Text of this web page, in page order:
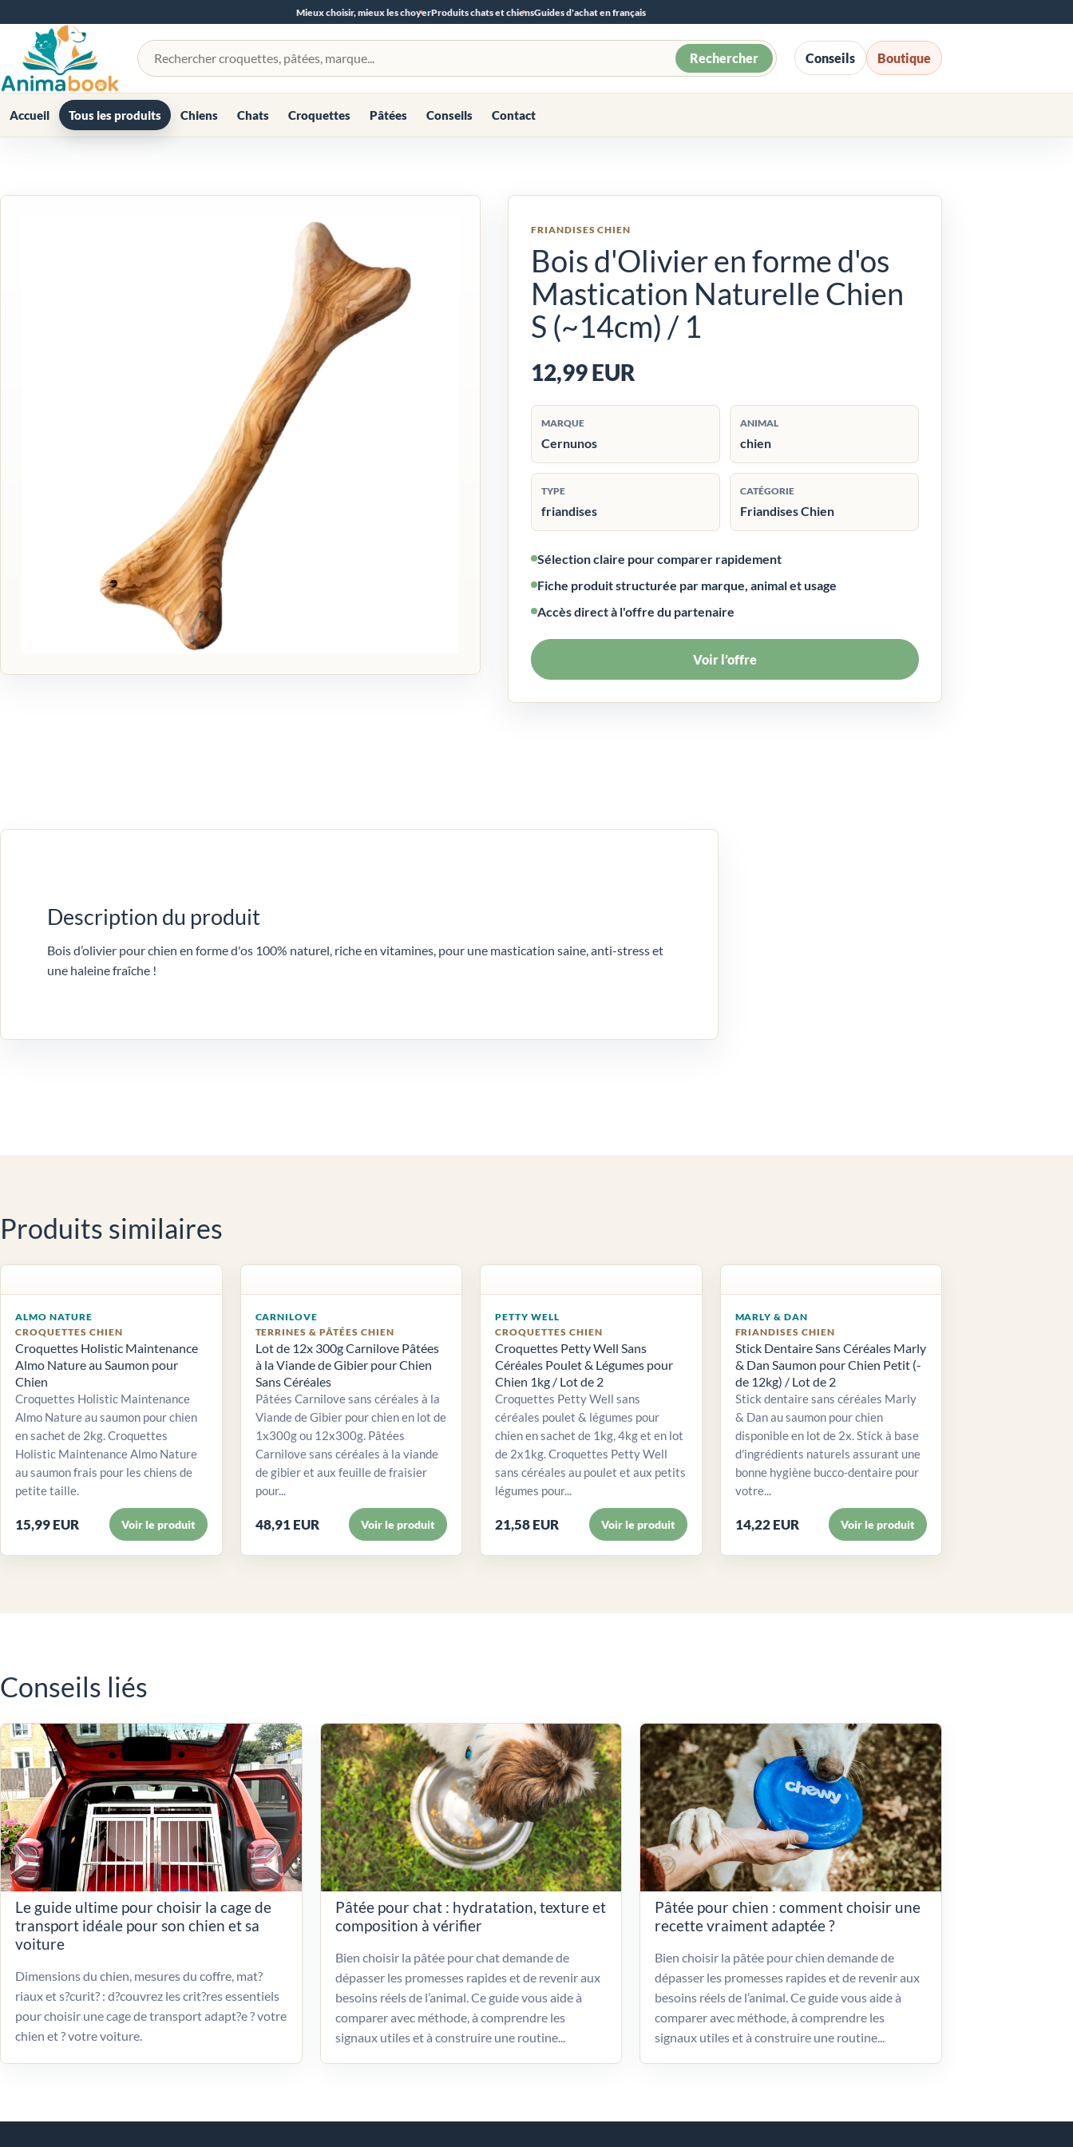
Mieux choisir, mieux les choyerProduits chats et chiensGuides d'achat en français
Rechercher un produit Rechercher Conseils Boutique
Accueil Tous les produits Chiens Chats Croquettes Pâtées Conseils Contact
FRIANDISES CHIEN
Bois d'Olivier en forme d'os
Mastication Naturelle Chien
S (~14cm) / 1
12,99 EUR
MARQUE
Cernunos
ANIMAL
chien
TYPE
friandises
CATÉGORIE
Friandises Chien
Sélection claire pour comparer rapidement
Fiche produit structurée par marque, animal et usage
Accès direct à l'offre du partenaire
Voir l’offre
Description du produit
Bois d’olivier pour chien en forme d'os 100% naturel, riche en vitamines, pour une mastication saine, anti-stress et
une haleine fraîche !
Produits similaires
ALMO NATURE
CROQUETTES CHIEN
Croquettes Holistic Maintenance
Almo Nature au Saumon pour
Chien
Croquettes Holistic Maintenance
Almo Nature au saumon pour chien
en sachet de 2kg. Croquettes
Holistic Maintenance Almo Nature
au saumon frais pour les chiens de
petite taille.
15,99 EUR Voir le produit
CARNILOVE
TERRINES & PÂTÉES CHIEN
Lot de 12x 300g Carnilove Pâtées
à la Viande de Gibier pour Chien
Sans Céréales
Pâtées Carnilove sans céréales à la
Viande de Gibier pour chien en lot de
1x300g ou 12x300g. Pâtées
Carnilove sans céréales à la viande
de gibier et aux feuille de fraisier
pour...
48,91 EUR Voir le produit
PETTY WELL
CROQUETTES CHIEN
Croquettes Petty Well Sans
Céréales Poulet & Légumes pour
Chien 1kg / Lot de 2
Croquettes Petty Well sans
céréales poulet & légumes pour
chien en sachet de 1kg, 4kg et en lot
de 2x1kg. Croquettes Petty Well
sans céréales au poulet et aux petits
légumes pour...
21,58 EUR Voir le produit
MARLY & DAN
FRIANDISES CHIEN
Stick Dentaire Sans Céréales Marly
& Dan Saumon pour Chien Petit (-
de 12kg) / Lot de 2
Stick dentaire sans céréales Marly
& Dan au saumon pour chien
disponible en lot de 2x. Stick à base
d'ingrédients naturels assurant une
bonne hygiène bucco-dentaire pour
votre...
14,22 EUR Voir le produit
Conseils liés
Le guide ultime pour choisir la cage de
transport idéale pour son chien et sa
voiture
Dimensions du chien, mesures du coffre, mat?
riaux et s?curit? : d?couvrez les crit?res essentiels
pour choisir une cage de transport adapt?e ? votre
chien et ? votre voiture.
Pâtée pour chat : hydratation, texture et
composition à vérifier
Bien choisir la pâtée pour chat demande de
dépasser les promesses rapides et de revenir aux
besoins réels de l’animal. Ce guide vous aide à
comparer avec méthode, à comprendre les
signaux utiles et à construire une routine...
Pâtée pour chien : comment choisir une
recette vraiment adaptée ?
Bien choisir la pâtée pour chien demande de
dépasser les promesses rapides et de revenir aux
besoins réels de l’animal. Ce guide vous aide à
comparer avec méthode, à comprendre les
signaux utiles et à construire une routine...